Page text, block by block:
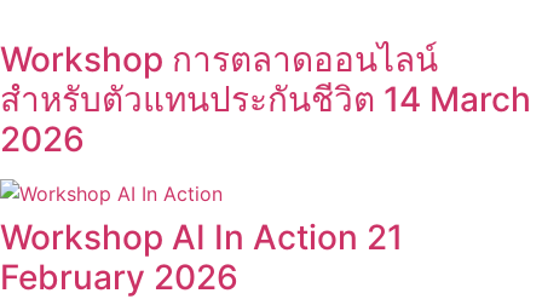
Workshop การตลาดออนไลน์
สำหรับตัวแทนประกันชีวิต 14 March
2026
Workshop AI In Action 21
February 2026